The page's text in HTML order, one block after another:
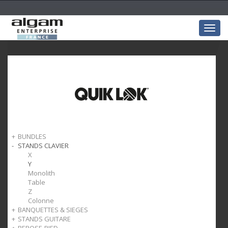
BUNDLES
Bundles claviers
STANDS CLAVIER
X
Y
Monolith
Table
Z
Colonne
BANQUETTES & SIEGES
Clavier
STANDS GUITARE